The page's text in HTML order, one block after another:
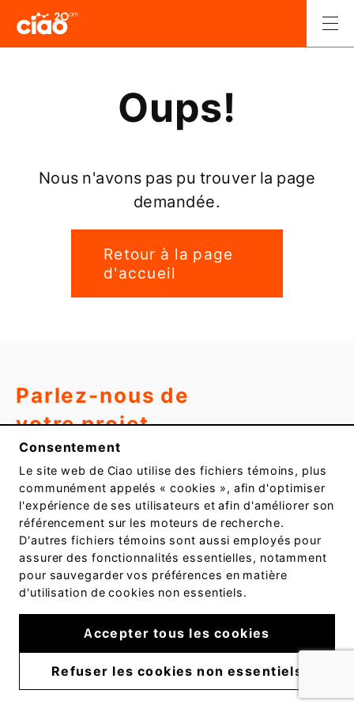
Consentement
Le site web de Ciao utilise des fichiers témoins, plus
communément appelés « cookies », afin d'optimiser
l'expérience de ses utilisateurs et afin d'améliorer son
référencement sur les moteurs de recherche.
D'autres fichiers témoins sont aussi employés pour
assurer des fonctionnalités essentielles, notamment
pour sauvegarder vos préférences en matière
d'utilisation de cookies non essentiels.
Accepter tous les cookies
Refuser les cookies non essentiels
contenu
Retour
Oups!
Nous n'avons pas pu trouver la page
demandée.
Retour à la page
d'accueil
Parlez-nous de
votre projet.
Les champs suivis d'un * sont obligatoires.
Prénom*
Champs
requis
Nom*